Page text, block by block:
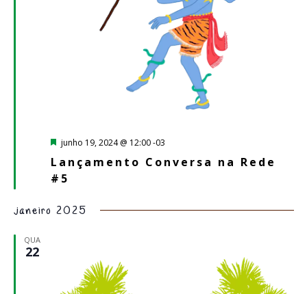
Lançamento Conversa na Rede
#5
Destacado
junho 19, 2024 @ 12:00 -03
janeiro 2025
QUA
22